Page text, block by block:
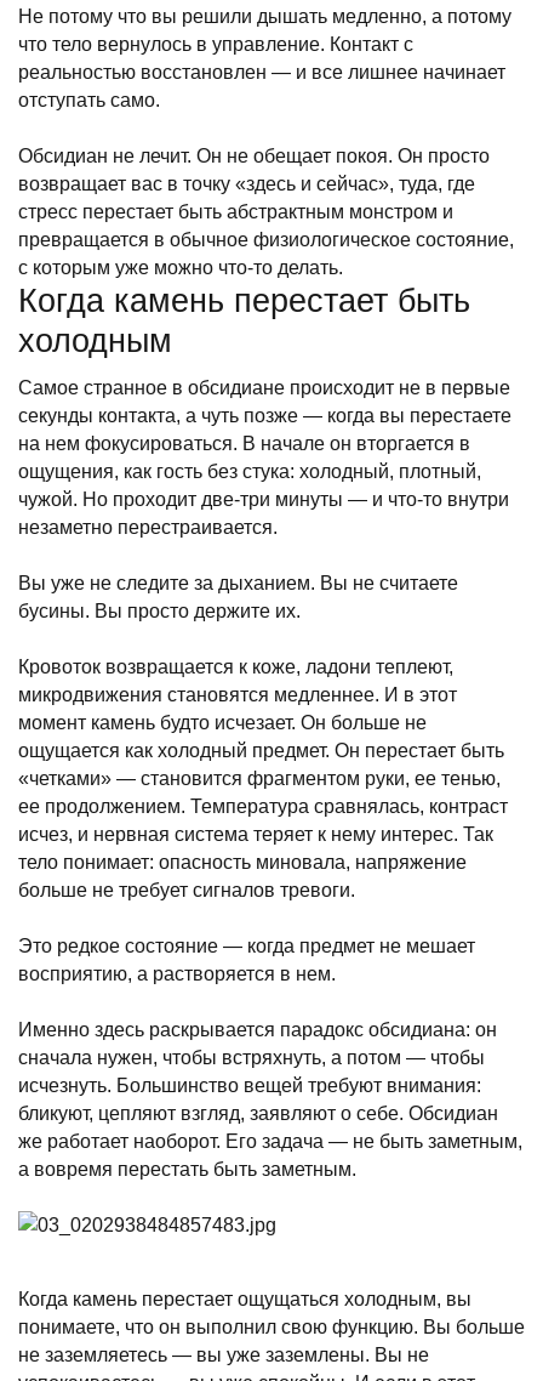
Не потому что вы решили дышать медленно, а потому
что тело вернулось в управление. Контакт с
реальностью восстановлен — и все лишнее начинает
отступать само.
Обсидиан не лечит. Он не обещает покоя. Он просто
возвращает вас в точку «здесь и сейчас», туда, где
стресс перестает быть абстрактным монстром и
превращается в обычное физиологическое состояние,
с которым уже можно что-то делать.
Когда камень перестает быть
холодным
Самое странное в обсидиане происходит не в первые
секунды контакта, а чуть позже — когда вы перестаете
на нем фокусироваться. В начале он вторгается в
ощущения, как гость без стука: холодный, плотный,
чужой. Но проходит две-три минуты — и что-то внутри
незаметно перестраивается.
Вы уже не следите за дыханием. Вы не считаете
бусины. Вы просто держите их.
Кровоток возвращается к коже, ладони теплеют,
микродвижения становятся медленнее. И в этот
момент камень будто исчезает. Он больше не
ощущается как холодный предмет. Он перестает быть
«четками» — становится фрагментом руки, ее тенью,
ее продолжением. Температура сравнялась, контраст
исчез, и нервная система теряет к нему интерес. Так
тело понимает: опасность миновала, напряжение
больше не требует сигналов тревоги.
Это редкое состояние — когда предмет не мешает
восприятию, а растворяется в нем.
Именно здесь раскрывается парадокс обсидиана: он
сначала нужен, чтобы встряхнуть, а потом — чтобы
исчезнуть. Большинство вещей требуют внимания:
бликуют, цепляют взгляд, заявляют о себе. Обсидиан
же работает наоборот. Его задача — не быть заметным,
а вовремя перестать быть заметным.
Когда камень перестает ощущаться холодным, вы
понимаете, что он выполнил свою функцию. Вы больше
не заземляетесь — вы уже заземлены. Вы не